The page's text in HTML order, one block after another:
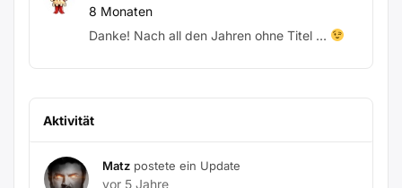
8 Monaten
Danke! Nach all den Jahren ohne Titel …
Aktivität
Matz postete ein Update
vor 5 Jahre